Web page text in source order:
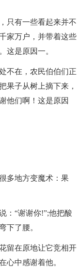
只有一些看起来并不
家万户，并带着这些
这是原因一。
不在，农民伯伯们正
果子从树上摘下来，
他们啊！这是原因
多地方变魔术：果
：“谢谢你!”;他把酸
下了腰。
留在原地让它竞相开
心中感谢着他。